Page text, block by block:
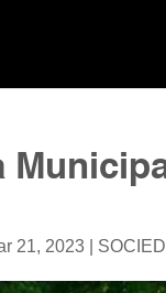
21, 2023